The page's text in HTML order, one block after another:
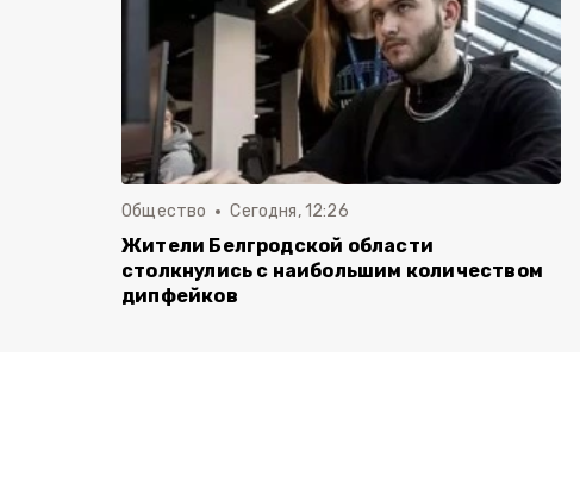
Общество Сегодня, 12:26
Жители Белгродской области
столкнулись с наибольшим количеством
дипфейков